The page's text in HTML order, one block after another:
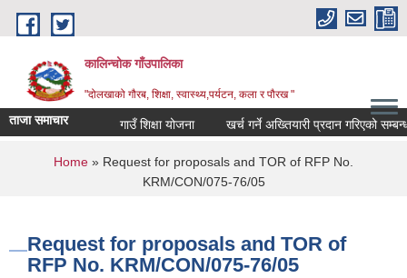
Skip to main content
कालिन्चोक गाँउपालिका
"दोलखाको गौरब, शिक्षा, स्वास्थ्य,पर्यटन, कला र पौरख "
ताजा समाचार गाउँ शिक्षा योजना खर्च गर्ने अख्तियारी प्रदान गरिएको
You are here
Home » Request for proposals and TOR of RFP No.
KRM/CON/075-76/05
Request for proposals and TOR of
RFP No. KRM/CON/075-76/05